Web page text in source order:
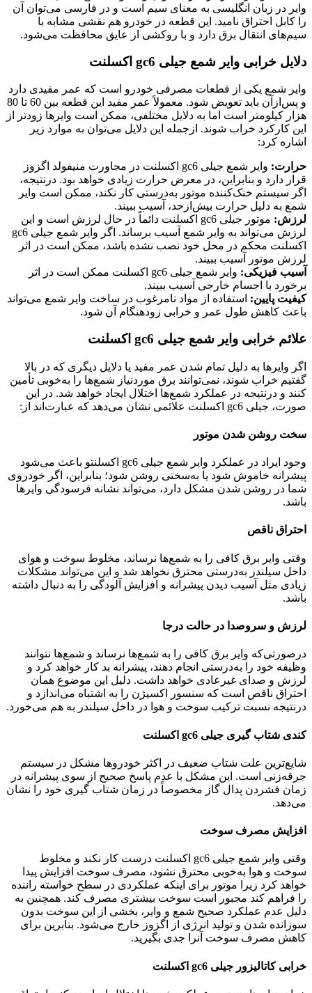
وایر در زبان انگلیسی به معنای سیم است و در فارسی می‌توان آن
را کابل احتراق نامید. این قطعه در خودرو هم نقشی مشابه با
سیم‌های انتقال برق دارد و با روکشی از عایق محافظت می‌شود.
دلایل خرابی وایر شمع جیلی gc6 اکسلنت
وایر شمع یکی از قطعات مصرفی خودرو است که عمر مفیدی دارد
و پس‌ازآن باید تعویض شود. معمولاً عمر مفید این قطعه بین 60 تا 80
هزار کیلومتر است اما به دلایل مختلفی، ممکن است وایرها زودتر از
این کارکرد خراب شوند. ازجمله این دلایل می‌توان به موارد زیر
اشاره کرد:
حرارت:
وایر شمع جیلی gc6 اکسلنت در مجاورت منیفولد اگزوز
قرار دارد و بنابراین، در معرض حرارت زیادی خواهد بود. درنتیجه،
اگر سیستم خنک‌کننده موتور به‌درستی کار نکند، ممکن است وایر
شمع به دلیل حرارت بیش‌ازحد، آسیب ببیند.
لرزش:
موتور جیلی gc6 اکسلنت دائماً در حال لرزش است و این
لرزش می‌تواند به وایر شمع آسیب برساند. اگر وایر شمع جیلی gc6
اکسلنت محکم در محل خود نصب نشده باشد، ممکن است در اثر
لرزش موتور آسیب ببیند.
آسیب فیزیکی:
وایر شمع جیلی gc6 اکسلنت ممکن است در اثر
برخورد با اجسام خارجی آسیب ببیند.
کیفیت پایین: استفاده از مواد نامرغوب در ساخت وایر شمع می‌تواند
باعث کاهش طول عمر و خرابی زودهنگام آن شود.
علائم خرابی وایر شمع جیلی gc6 اکسلنت
اگر وایرها به دلیل تمام شدن عمر مفید یا دلایل دیگری که در بالا
گفتیم خراب شوند، نمی‌توانند برق موردنیاز شمع‌ها را به‌خوبی تأمین
کنند و درنتیجه در عملکرد شمع‌ها اختلال ایجاد خواهد شد. در این
صورت، جیلی gc6 اکسلنت علائمی نشان می‌دهد که عبارت‌اند از:
سخت روشن شدن موتور
وجود ایراد در عملکرد وایر شمع جیلی gc6 اکسلنتو باعث می‌شود
پیشرانه خاموش شود یا به‌سختی روشن شود؛ بنابراین، اگر خودروی
شما در روشن شدن مشکل دارد، می‌تواند نشانه فرسودگی وایرها
باشد.
احتراق ناقص
وقتی وایر برق کافی را به شمع‌ها نرساند، مخلوط سوخت و هوای
داخل سیلندر به‌درستی محترق نخواهد شد و این می‌تواند مشکلات
زیادی مثل آسیب دیدن پیشرانه و افزایش آلودگی را به دنبال داشته
باشد.
لرزش و سروصدا در حالت درجا
درصورتی‌که وایر برق کافی را به شمع‌ها نرساند و شمع‌ها نتوانند
وظیفه خود را به‌درستی انجام دهند، پیشرانه بد کار خواهد کرد و
لرزش و صدای غیرعادی خواهد داشت. دلیل این موضوع همان
احتراق ناقص است که سنسور اکسیژن را به اشتباه می‌اندازد و
درنتیجه نسبت ترکیب سوخت و هوا در داخل سیلندر به هم می‌خورد.
کندی شتاب گیری جیلی gc6 اکسلنت
شایع‌ترین علت شتاب ضعیف در اکثر خودروها مشکل در سیستم
جرقه‌زنی است. این مشکل با عدم پاسخ صحیح از سوی پیشرانه در
زمان فشردن پدال گاز مخصوصاً در زمان شتاب گیری خود را نشان
می‌دهد.
افزایش مصرف سوخت
وقتی وایر شمع جیلی gc6 اکسلنت درست کار نکند و مخلوط
سوخت و هوا به‌خوبی محترق نشود، مصرف سوخت افزایش پیدا
خواهد کرد زیرا موتور برای اینکه عملکردی در سطح خواسته راننده
را فراهم کند مجبور است سوخت بیشتری مصرف کند. همچنین به
دلیل عدم عملکرد صحیح شمع و وایر، بخشی از این سوخت بدون
سوزانده شدن و تولید انرژی از اگزوز خارج می‌شود. بنابرین برای
کاهش مصرف سوخت آنرا جدی بگیرید.
خرابی کاتالیزور جیلی gc6 اکسلنت